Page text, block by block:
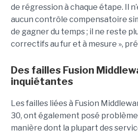
de régression à chaque étape. Il
aucun contrôle compensatoire
de gagner du temps ; il ne reste
correctifs au fur et à mesure »,
Des failles Fusion
inquiétantes
Les failles liées à Fusion
30, ont également posé
manière dont la plupart des